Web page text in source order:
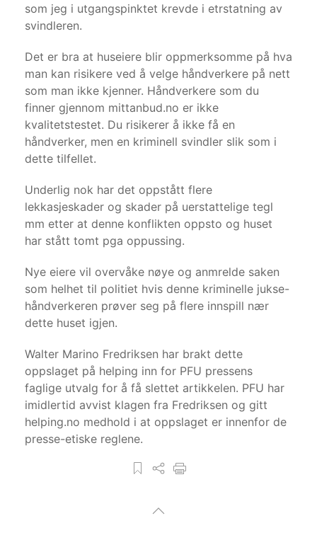
som jeg i utgangspinktet krevde i etrstatning av
svindleren.
Det er bra at huseiere blir oppmerksomme på hva
man kan risikere ved å velge håndverkere på nett
som man ikke kjenner. Håndverkere som du
finner gjennom mittanbud.no er ikke
kvalitetstestet. Du risikerer å ikke få en
håndverker, men en kriminell svindler slik som i
dette tilfellet.
Underlig nok har det oppstått flere
lekkasjeskader og skader på uerstattelige tegl
mm etter at denne konflikten oppsto og huset
har stått tomt pga oppussing.
Nye eiere vil overvåke nøye og anmrelde saken
som helhet til politiet hvis denne kriminelle jukse-
håndverkeren prøver seg på flere innspill nær
dette huset igjen.
Walter Marino Fredriksen har brakt dette
oppslaget på helping inn for PFU pressens
faglige utvalg for å få slettet artikkelen. PFU har
imidlertid avvist klagen fra Fredriksen og gitt
helping.no medhold i at oppslaget er innenfor de
presse-etiske reglene.